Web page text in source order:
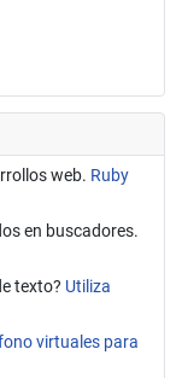
web. Ruby
en buscadores.
texto? Utiliza
virtuales para